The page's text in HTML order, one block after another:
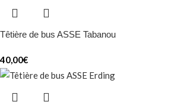
Têtière de bus ASSE Tabanou
40,00€